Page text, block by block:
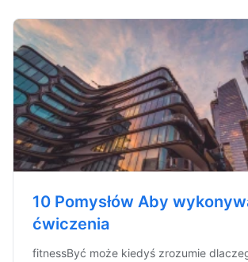
10 Pomysłów Aby
ćwiczenia
fitnessByć może kiedyś zrozumie